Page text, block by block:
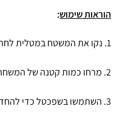
הוראות שימוש:
1. נקו את המשטח במטלית לחה להכנה מיטבית.
2. מרחו כמות קטנה של המשחה על האזור הפגום.
3. השתמשו בשפכטל כדי להחדיר את החומר לעומק הרצוי.